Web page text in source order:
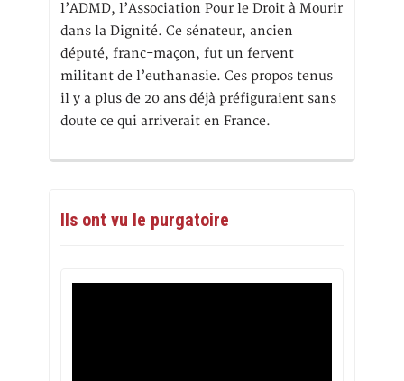
l’ADMD, l’Association Pour le Droit à Mourir
dans la Dignité. Ce sénateur, ancien
député, franc-maçon, fut un fervent
militant de l’euthanasie. Ces propos tenus
il y a plus de 20 ans déjà préfiguraient sans
doute ce qui arriverait en France.
Ils ont vu le purgatoire